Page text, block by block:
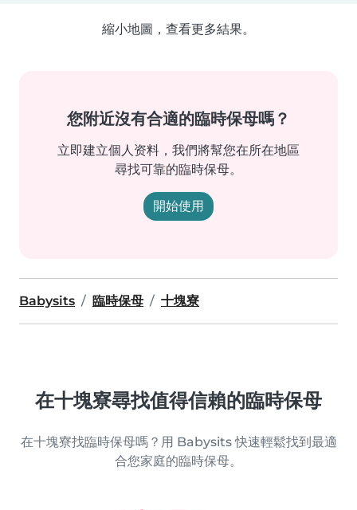
縮小地圖，查看更多結果。
您附近沒有合適的臨時保母嗎？
立即建立個人资料，我們將幫您在所在地區
尋找可靠的臨時保母。
開始使用
Babysits 臨時保母 十塊寮
在十塊寮尋找值得信賴的臨時保母
在十塊寮找臨時保母嗎？用 Babysits 快速輕鬆找到最適
合您家庭的臨時保母。